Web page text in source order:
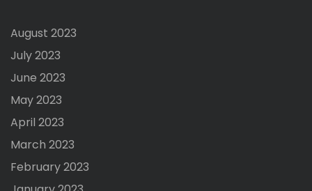
August 2023
July 2023
June 2023
May 2023
April 2023
March 2023
February 2023